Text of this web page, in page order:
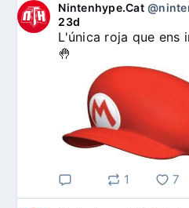
Nintenhype.Cat
23d
L'única roja que ens
🤚
1 7